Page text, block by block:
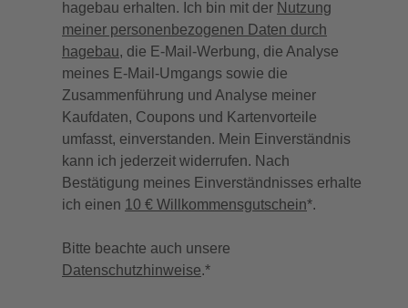
hagebau erhalten. Ich bin mit der Nutzung
meiner personenbezogenen Daten durch
hagebau, die E-Mail-Werbung, die Analyse
meines E-Mail-Umgangs sowie die
Zusammenführung und Analyse meiner
Kaufdaten, Coupons und Kartenvorteile
umfasst, einverstanden. Mein Einverständnis
kann ich jederzeit widerrufen. Nach
Bestätigung meines Einverständnisses erhalte
ich einen 10 € Willkommensgutschein*.
Bitte beachte auch unsere
Datenschutzhinweise.